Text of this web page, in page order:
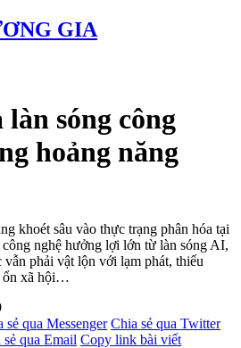
GIA
sóng công
hoảng năng
khoét sâu vào thực trạng phân hóa tại
nghệ hưởng lợi lớn từ làn sóng AI,
phải vật lộn với lạm phát, thiếu
ổn xã hội…
sẻ qua Messenger Chia sẻ qua Twitter
sẻ qua Email Copy link bài viết